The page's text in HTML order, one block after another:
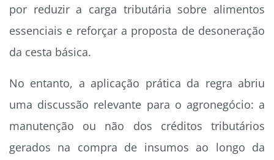
por reduzir a carga tributária sobre alimentos
essenciais e reforçar a proposta de desoneração
da cesta básica.
No entanto, a aplicação prática da regra abriu
uma discussão relevante para o agronegócio: a
manutenção ou não dos créditos tributários
gerados na compra de insumos ao longo da